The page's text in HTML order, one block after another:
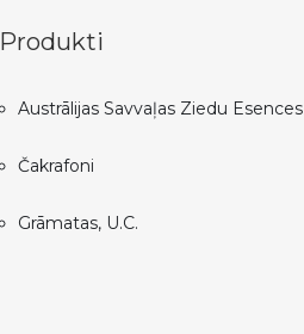
Produkti
Austrālijas Savvaļas Ziedu Esences
Čakrafoni
Grāmatas, U.C.